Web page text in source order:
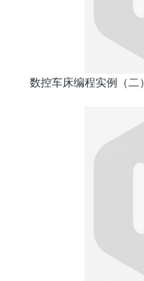
数控车床编程实例（二）